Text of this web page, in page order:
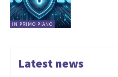
IN PRIMO PIANO
Latest news